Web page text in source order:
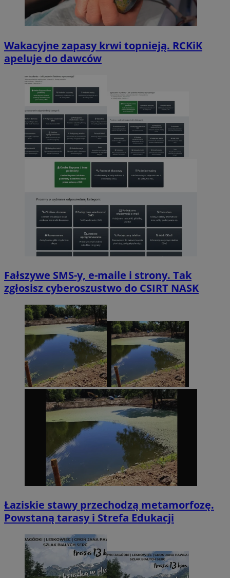
Wakacyjne zapasy krwi topnieją. RCKiK
apeluje do dawców
Fałszywe SMS-y, e-maile i strony. Tak
zgłosisz cyberoszustwo do CSIRT NASK
Łaziskie stawy przechodzą metamorfozę.
Powstaną tarasy i Strefa Edukacji